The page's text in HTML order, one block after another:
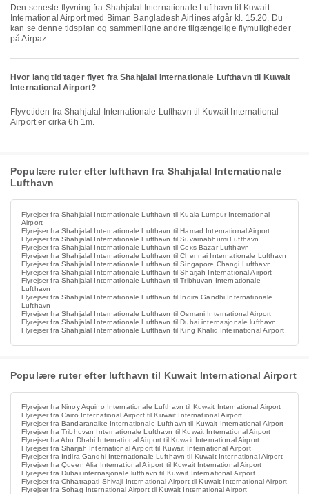
Den seneste flyvning fra Shahjalal Internationale Lufthavn til Kuwait
International Airport med Biman Bangladesh Airlines afgår kl. 15.20. Du
kan se denne tidsplan og sammenligne andre tilgængelige flymuligheder
på Airpaz.
Hvor lang tid tager flyet fra Shahjalal Internationale Lufthavn til Kuwait
International Airport?
Flyvetiden fra Shahjalal Internationale Lufthavn til Kuwait International
Airport er cirka 6h 1m.
Populære ruter efter lufthavn fra Shahjalal Internationale
Lufthavn
Flyrejser fra Shahjalal Internationale Lufthavn til Kuala Lumpur International
Airport
Flyrejser fra Shahjalal Internationale Lufthavn til Hamad International Airport
Flyrejser fra Shahjalal Internationale Lufthavn til Suvarnabhumi Lufthavn
Flyrejser fra Shahjalal Internationale Lufthavn til Coxs Bazar Lufthavn
Flyrejser fra Shahjalal Internationale Lufthavn til Chennai Internationale Lufthavn
Flyrejser fra Shahjalal Internationale Lufthavn til Singapore Changi Lufthavn
Flyrejser fra Shahjalal Internationale Lufthavn til Sharjah International Airport
Flyrejser fra Shahjalal Internationale Lufthavn til Tribhuvan Internationale
Lufthavn
Flyrejser fra Shahjalal Internationale Lufthavn til Indira Gandhi Internationale
Lufthavn
Flyrejser fra Shahjalal Internationale Lufthavn til Osmani International Airport
Flyrejser fra Shahjalal Internationale Lufthavn til Dubai internasjonale lufthavn
Flyrejser fra Shahjalal Internationale Lufthavn til King Khalid International Airport
Populære ruter efter lufthavn til Kuwait International Airport
Flyrejser fra Ninoy Aquino Internationale Lufthavn til Kuwait International Airport
Flyrejser fra Cairo International Airport til Kuwait International Airport
Flyrejser fra Bandaranaike Internationale Lufthavn til Kuwait International Airport
Flyrejser fra Tribhuvan Internationale Lufthavn til Kuwait International Airport
Flyrejser fra Abu Dhabi International Airport til Kuwait International Airport
Flyrejser fra Sharjah International Airport til Kuwait International Airport
Flyrejser fra Indira Gandhi Internationale Lufthavn til Kuwait International Airport
Flyrejser fra Queen Alia International Airport til Kuwait International Airport
Flyrejser fra Dubai internasjonale lufthavn til Kuwait International Airport
Flyrejser fra Chhatrapati Shivaji International Airport til Kuwait International Airport
Flyrejser fra Sohag International Airport til Kuwait International Airport